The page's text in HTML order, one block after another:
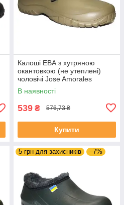
Калоші ЕВА з хутряною
окантовкою (не утеплені)
чоловічі Jose Amorales
117451 Бежеві
В наявності
539 ₴ 576,73 ₴
Купити
5 грн для захисників –7%